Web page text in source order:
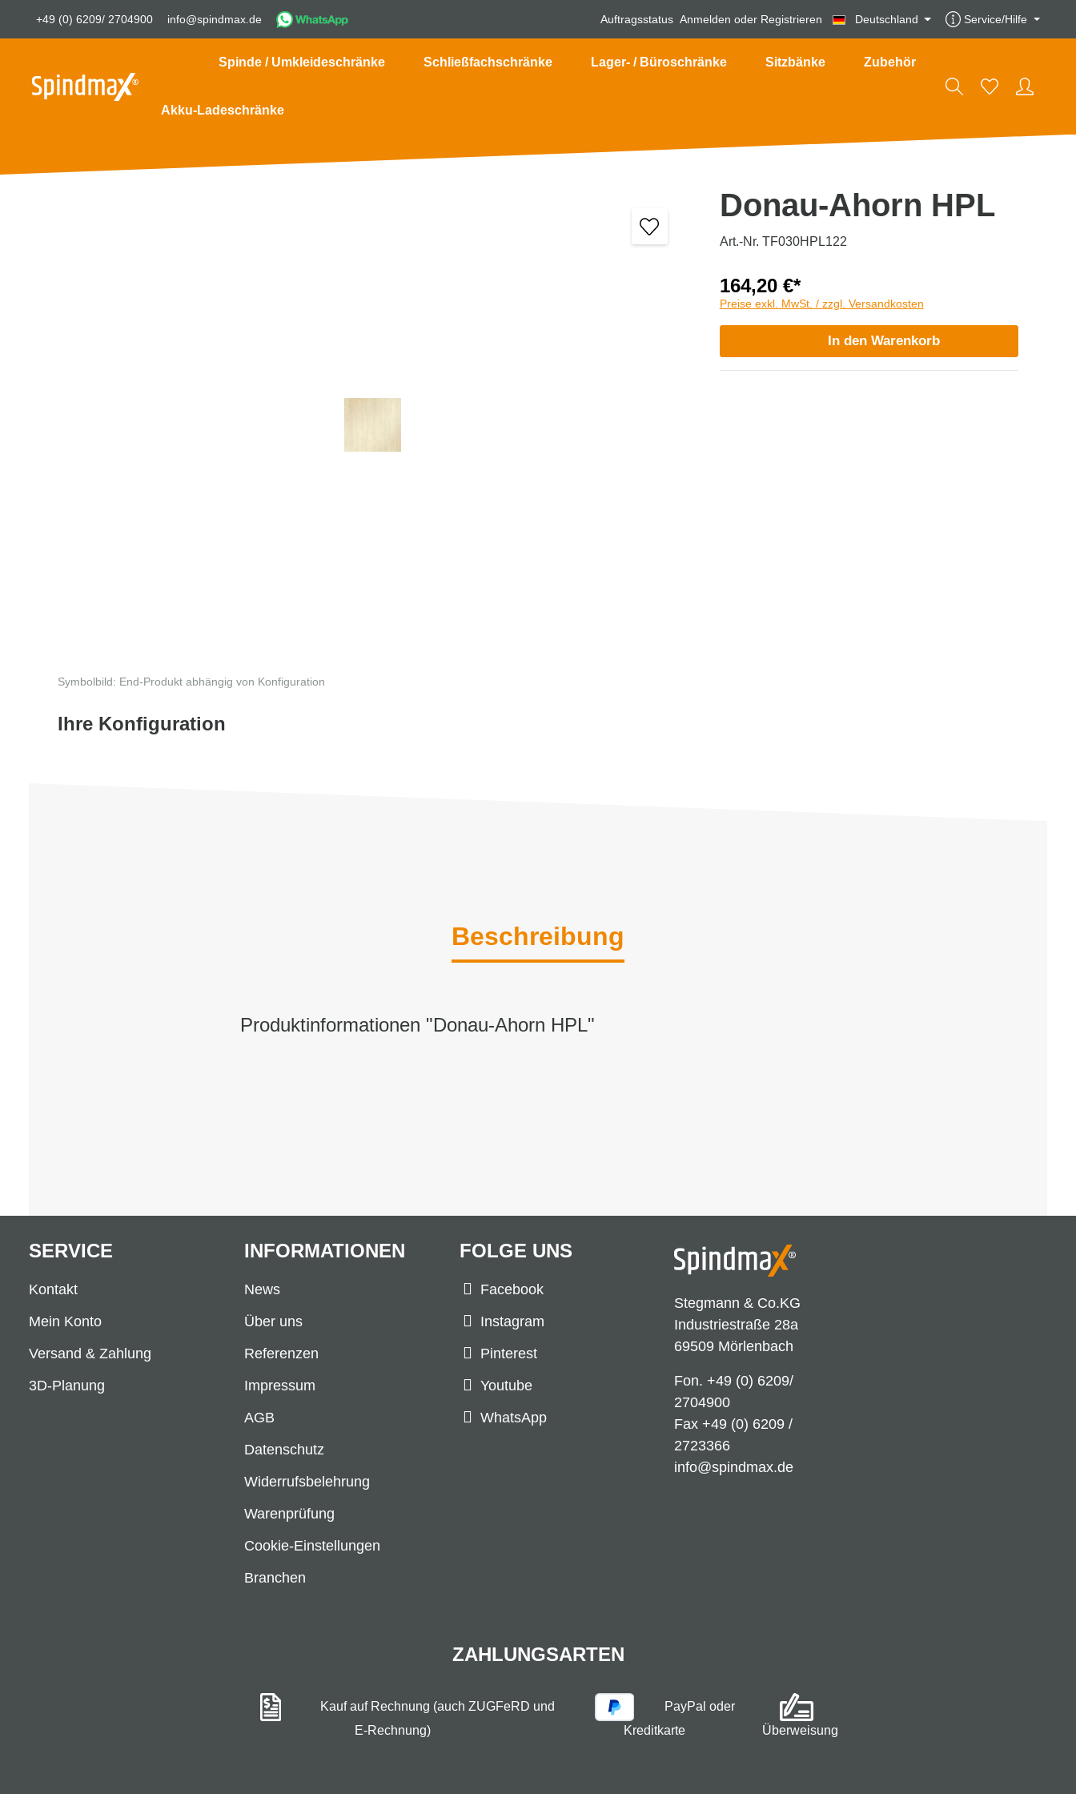
+49 (0) 6209/ 2704900 info@spindmax.de Auftragsstatus Anmelden oder Registrieren Deutschland Service/Hilfe
Spinde / Umkleideschränke Schließfachschränke Lager- / Büroschränke Sitzbänke Zubehör
Akku-Ladeschränke
Symbolbild: End-Produkt abhängig von Konfiguration
Ihre Konfiguration
Donau-Ahorn HPL
Art.-Nr. TF030HPL122
164,20 €*
Preise exkl. MwSt. / zzgl. Versandkosten
In den Warenkorb
Beschreibung
Produktinformationen "Donau-Ahorn HPL"
Stegmann & Co.KG
Industriestraße 28a
69509 Mörlenbach
Fon. +49 (0) 6209/
2704900
Fax +49 (0) 6209 /
2723366
info@spindmax.de
FOLGE UNS
Facebook
Instagram
Pinterest
Youtube
WhatsApp
SERVICE
Kontakt
Mein Konto
Versand & Zahlung
3D-Planung
INFORMATIONEN
News
Über uns
Referenzen
Impressum
AGB
Datenschutz
Widerrufsbelehrung
Warenprüfung
Cookie-Einstellungen
Branchen
ZAHLUNGSARTEN
Kauf auf Rechnung (auch ZUGFeRD und
E-Rechnung)
PayPal oder
Kreditkarte
Überweisung